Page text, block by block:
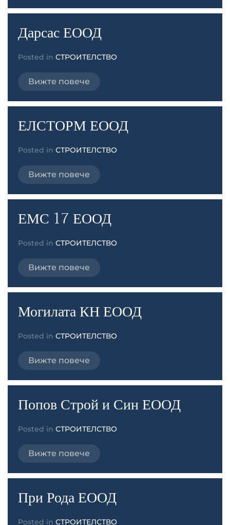
Дарсас ЕООД
Posted in СТРОИТЕЛСТВО
Вижте повече
ЕЛСТОРМ ЕООД
Posted in СТРОИТЕЛСТВО
Вижте повече
ЕМС 17 ЕООД
Posted in СТРОИТЕЛСТВО
Вижте повече
Могилата КН ЕООД
Posted in СТРОИТЕЛСТВО
Вижте повече
Попов Строй и Син ЕООД
Posted in СТРОИТЕЛСТВО
Вижте повече
При Рода ЕООД
Posted in СТРОИТЕЛСТВО